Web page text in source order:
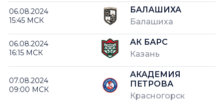
06.08.2024
15:45 МСК
БАЛАШИХА
Балашиха
06.08.2024
16:15 МСК
АК БАРС
Казань
07.08.2024
09:00 МСК
АКАДЕМИЯ
ПЕТРОВА
Красногорск